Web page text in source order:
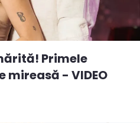
Primele
mireasă - VIDEO